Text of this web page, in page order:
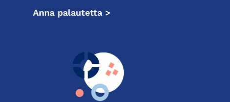
Anna palautetta >